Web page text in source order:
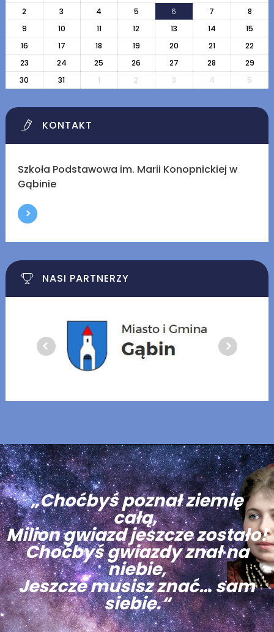
2
3 4 5 6 7
8
9
10 11 12 13 14
15
16
17 18 19 20 21
22
23
24 25 26 27 28
29
30
31 1 2 3 4 5
KONTAKT
Szkoła Podstawowa im. Marii Konopnickiej w
Gąbinie
NASI PARTNERZY
„Choćbyś poznał ziemię
całą,
Milion gwiazd jeszcze zostało!
Choćbyś gwiazdy znał na
niebie,
Jeszcze musisz znać… sam
siebie.“